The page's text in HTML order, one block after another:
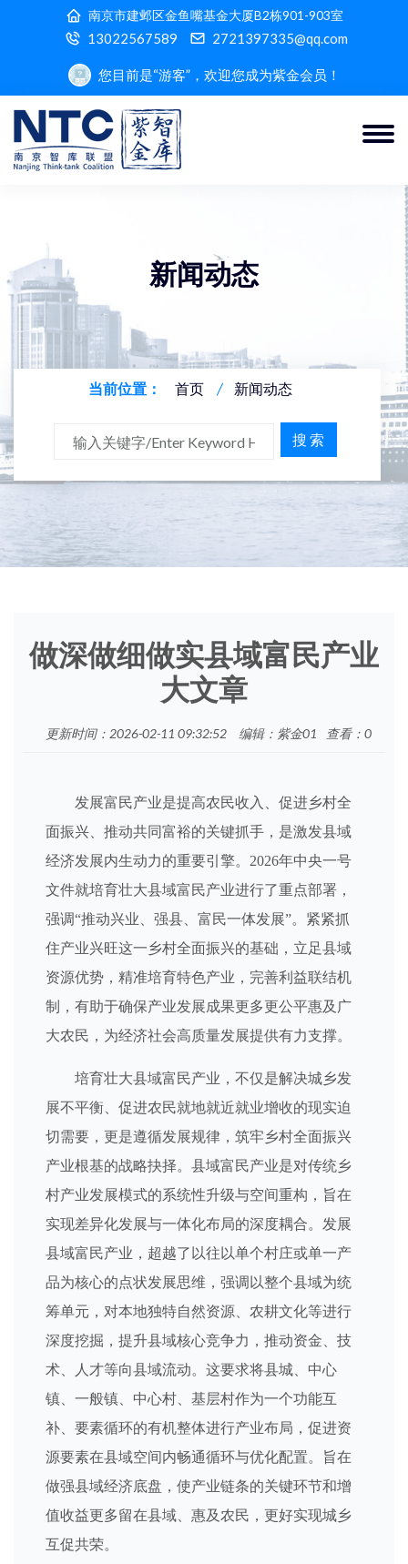
南京市建邺区金鱼嘴基金大厦B2栋901-903室
13022567589 2721397335@qq.com
您目前是“游客”，欢迎您成为紫金会员！
新闻动态
当前位置： 首页 新闻动态
搜 索
做深做细做实县域富民产业
大文章
更新时间：2026-02-11 09:32:52 编辑：紫金01 查看： 0
发展富民产业是提高农民收入、促进乡村全
面振兴、推动共同富裕的关键抓手，是激发县域
经济发展内生动力的重要引擎。2026年中央一号
文件就培育壮大县域富民产业进行了重点部署，
强调“推动兴业、强县、富民一体发展”。紧紧抓
住产业兴旺这一乡村全面振兴的基础，立足县域
资源优势，精准培育特色产业，完善利益联结机
制，有助于确保产业发展成果更多更公平惠及广
大农民，为经济社会高质量发展提供有力支撑。
培育壮大县域富民产业，不仅是解决城乡发
展不平衡、促进农民就地就近就业增收的现实迫
切需要，更是遵循发展规律，筑牢乡村全面振兴
产业根基的战略抉择。县域富民产业是对传统乡
村产业发展模式的系统性升级与空间重构，旨在
实现差异化发展与一体化布局的深度耦合。发展
县域富民产业，超越了以往以单个村庄或单一产
品为核心的点状发展思维，强调以整个县域为统
筹单元，对本地独特自然资源、农耕文化等进行
深度挖掘，提升县域核心竞争力，推动资金、技
术、人才等向县域流动。这要求将县城、中心
镇、一般镇、中心村、基层村作为一个功能互
补、要素循环的有机整体进行产业布局，促进资
源要素在县域空间内畅通循环与优化配置。旨在
做强县域经济底盘，使产业链条的关键环节和增
值收益更多留在县域、惠及农民，更好实现城乡
互促共荣。